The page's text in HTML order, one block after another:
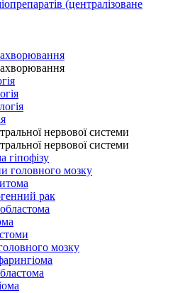
(централізоване
нервової системи
нервової системи
гіпофізу
головного мозку
рак
мозку